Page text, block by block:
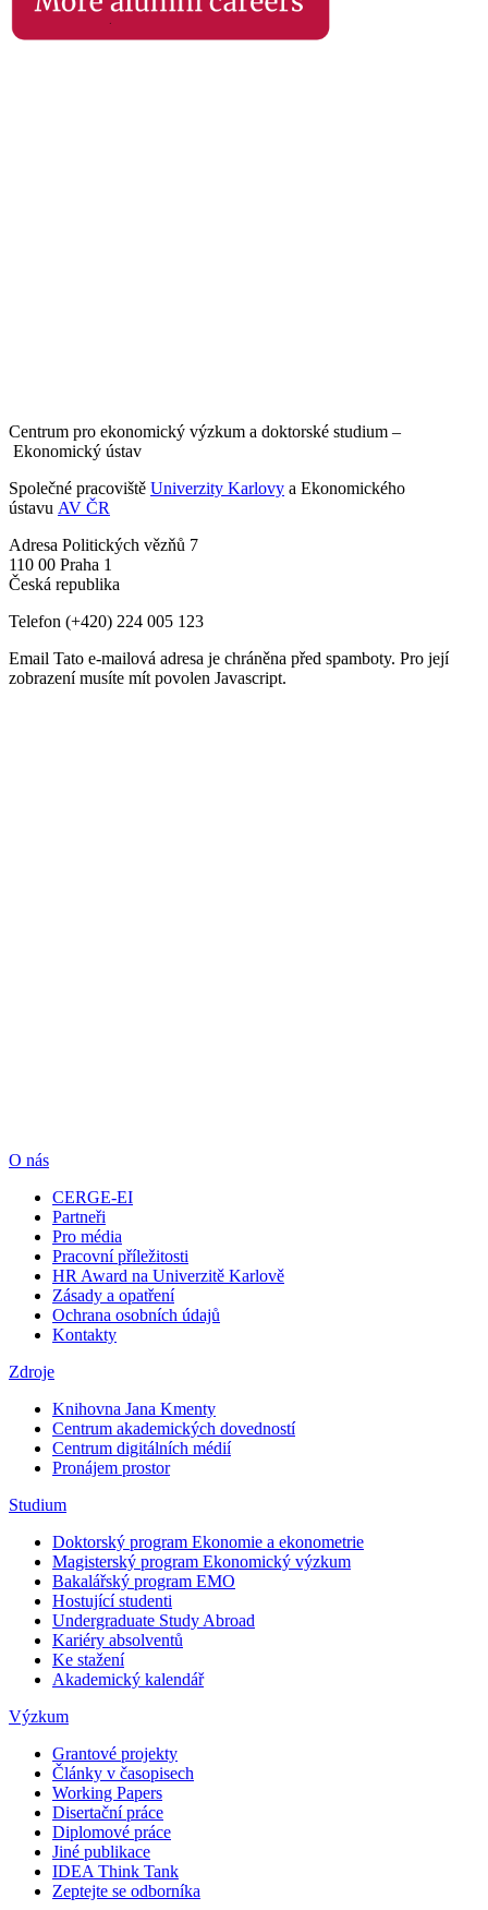
Centrum pro ekonomický výzkum a doktorské studium –
Ekonomický ústav
Společné pracoviště Univerzity Karlovy a Ekonomického
ústavu AV ČR
Adresa Politických vězňů 7
110 00 Praha 1
Česká republika
Telefon (+420) 224 005 123
Email Tato e-mailová adresa je chráněna před spamboty. Pro její
zobrazení musíte mít povolen Javascript.
O nás
CERGE-EI
Partneři
Pro média
Pracovní příležitosti
HR Award na Univerzitě Karlově
Zásady a opatření
Ochrana osobních údajů
Kontakty
Zdroje
Knihovna Jana Kmenty
Centrum akademických dovedností
Centrum digitálních médií
Pronájem prostor
Studium
Doktorský program Ekonomie a ekonometrie
Magisterský program Ekonomický výzkum
Bakalářský program EMO
Hostující studenti
Undergraduate Study Abroad
Kariéry absolventů
Ke stažení
Akademický kalendář
Výzkum
Grantové projekty
Články v časopisech
Working Papers
Disertační práce
Diplomové práce
Jiné publikace
IDEA Think Tank
Zeptejte se odborníka